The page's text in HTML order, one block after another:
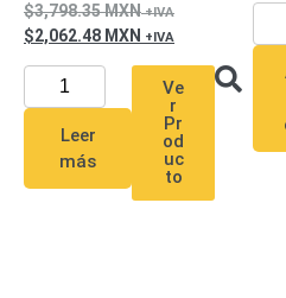
AlternaCorriente
DirectaRedes
Servidores
Almacenamiento
Accesorios
NAS /
SAN /
3,798.35MXN
2,062.48 MXN
Leer
más
Ve
r
Pr
od
uc
to